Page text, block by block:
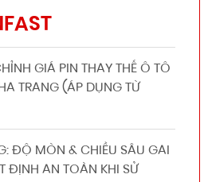
GIÁ PIN THAY THẾ Ô TÔ
TRANG (ÁP DỤNG TỪ
ĐỘ MÒN & CHIỀU SÂU GAI
ĐỊNH AN TOÀN KHI SỬ